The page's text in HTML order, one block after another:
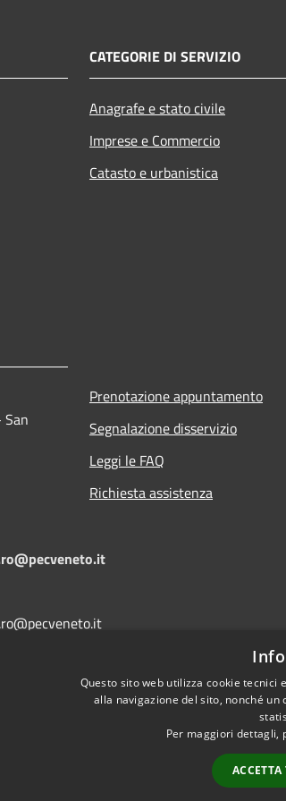
CATEGORIE DI SERVIZIO
Anagrafe e stato civile
Imprese e Commercio
Catasto e urbanistica
Prenotazione appuntamento
Segnalazione disservizio
Leggi le FAQ
Richiesta assistenza
Questo sito web utilizza cookie
alla navigazione del sito, nonché
Per maggiori dettagli,
ACCETTA